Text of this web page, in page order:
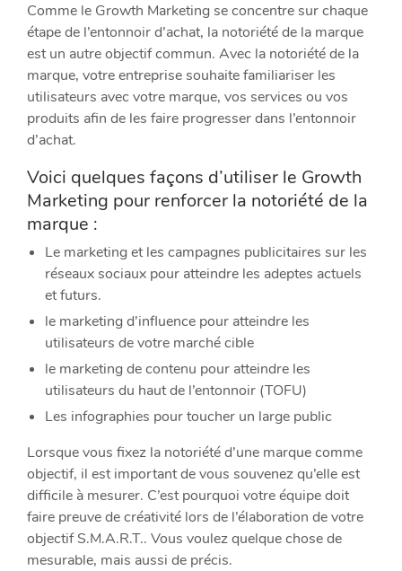
Comme le Growth Marketing se concentre sur chaque
étape de l’entonnoir d’achat, la notoriété de la marque
est un autre objectif commun. Avec la notoriété de la
marque, votre entreprise souhaite familiariser les
utilisateurs avec votre marque, vos services ou vos
produits afin de les faire progresser dans l’entonnoir
d’achat.
Voici quelques façons d’utiliser le Growth
Marketing pour renforcer la notoriété de la
marque :
Le marketing et les campagnes publicitaires sur les
réseaux sociaux pour atteindre les adeptes actuels
et futurs.
le marketing d’influence pour atteindre les
utilisateurs de votre marché cible
le marketing de contenu pour atteindre les
utilisateurs du haut de l’entonnoir (TOFU)
Les infographies pour toucher un large public
Lorsque vous fixez la notoriété d’une marque comme
objectif, il est important de vous souvenez qu’elle est
difficile à mesurer. C’est pourquoi votre équipe doit
faire preuve de créativité lors de l’élaboration de votre
objectif S.M.A.R.T.. Vous voulez quelque chose de
mesurable, mais aussi de précis.